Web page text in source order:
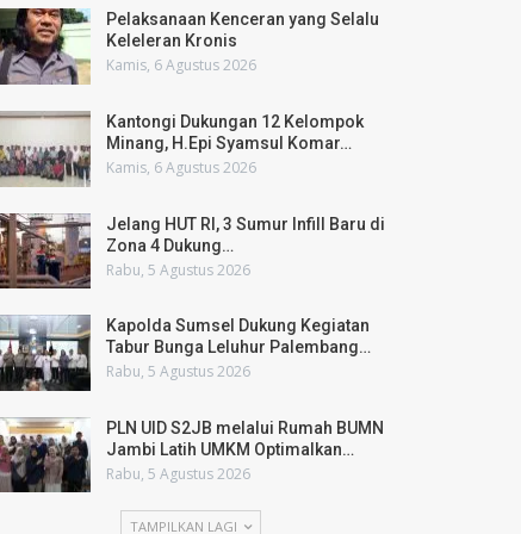
Pelaksanaan Kenceran yang Selalu
Keleleran Kronis
Kamis, 6 Agustus 2026
Kantongi Dukungan 12 Kelompok
Minang, H.Epi Syamsul Komar…
Kamis, 6 Agustus 2026
Jelang HUT RI, 3 Sumur Infill Baru di
Zona 4 Dukung…
Rabu, 5 Agustus 2026
Kapolda Sumsel Dukung Kegiatan
Tabur Bunga Leluhur Palembang…
Rabu, 5 Agustus 2026
PLN UID S2JB melalui Rumah BUMN
Jambi Latih UMKM Optimalkan…
Rabu, 5 Agustus 2026
TAMPILKAN LAGI